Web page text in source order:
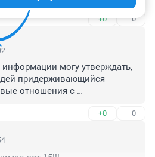
действия
– рассказали в СУ СКР. –
всем рассказала родителям».
+0 –0
могу утверждать,
придерживающийся
отношения с
пророка Мухамеда и его жену
за муж в 6 лет. А
жизни произошло в 9
+0 –0